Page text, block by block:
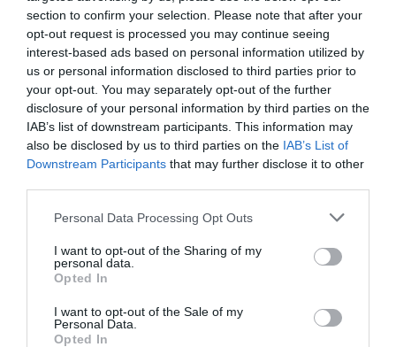
section to confirm your selection. Please note that after your
opt-out request is processed you may continue seeing
interest-based ads based on personal information utilized by
us or personal information disclosed to third parties prior to
your opt-out. You may separately opt-out of the further
disclosure of your personal information by third parties on the
IAB’s list of downstream participants. This information may
also be disclosed by us to third parties on the IAB’s List of
Downstream Participants that may further disclose it to other
Personal Data Processing Opt Outs
I want to opt-out of the Sharing of my
personal data.
Opted In
I want to opt-out of the Sale of my
Personal Data.
Opted In
Τα πλοίαKALBAJAR(141 μέτρα) καιALATEPE(115
μέτρα) εξέπεμψαν σήμα έκτακτης ανάγκης περίπου στις
11:50 τοπική ώρα, υπό συνθήκες που μέχρι στιγμής
παραμένουν αδιευκρίνιστες.
Άμεσα κινητοποιήθηκαν μονάδες έρευνας, διάσωσης και
ρυμούλκησης της Τουρκικής Ακτοφυλακής, οι οποίες
İstanbul Küçükçekmece açıklarında iki tanker henüz
belirlenemeyen nedenle birbirine temas etti
boyundaki "Alatepe" isimli tankerlerin kurtarılması için
çalışmalar sürüyor